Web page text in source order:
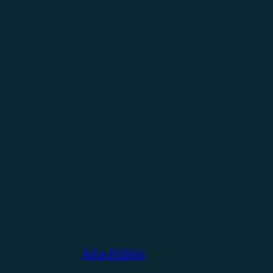
Julia Köhler